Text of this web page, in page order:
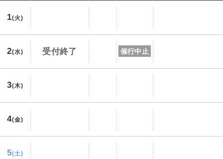
1(火)
2(水) 受付終了 催行中止
3(木)
4(金)
5(土)